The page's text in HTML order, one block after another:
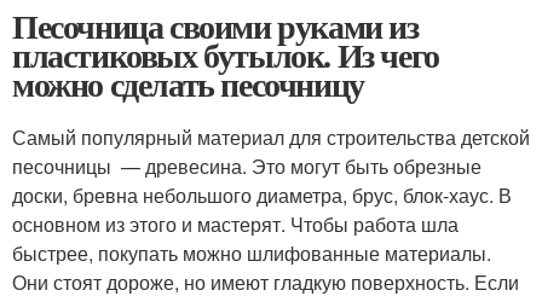
Песочница своими руками из
пластиковых бутылок. Из чего
можно сделать песочницу
Самый популярный материал для строительства детской
песочницы — древесина. Это могут быть обрезные
доски, бревна небольшого диаметра, брус, блок-хаус. В
основном из этого и мастерят. Чтобы работа шла
быстрее, покупать можно шлифованные материалы.
Они стоят дороже, но имеют гладкую поверхность. Если